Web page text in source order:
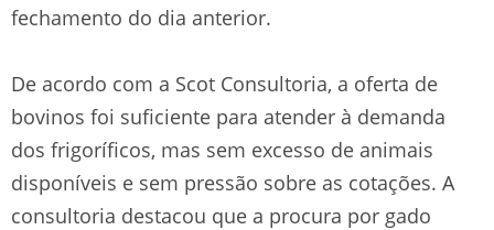
fechamento do dia anterior.
De acordo com a Scot Consultoria, a oferta de
bovinos foi suficiente para atender à demanda
dos frigoríficos, mas sem excesso de animais
disponíveis e sem pressão sobre as cotações. A
consultoria destacou que a procura por gado